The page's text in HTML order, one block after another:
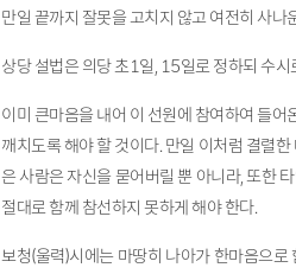
만일 끝까지 잘못을 고치지 않고 여전히 사
상당 설법은 의당 초1일, 15일로 정하되 수
이미 큰마음을 내어 이 선원에 참여하여 들
깨치도록 해야 할 것이다. 만일 이처럼 결렬
은 사람은 자신을 묻어버릴 뿐 아니라, 또한
절대로 함께 참선하지 못하게 해야 한다.
보청(울력)시에는 마땅히 나아가 한마음으